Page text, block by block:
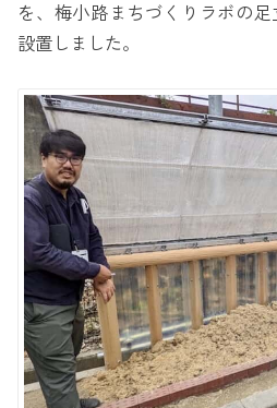
を、梅小路まちづくりラボの
設置しました。